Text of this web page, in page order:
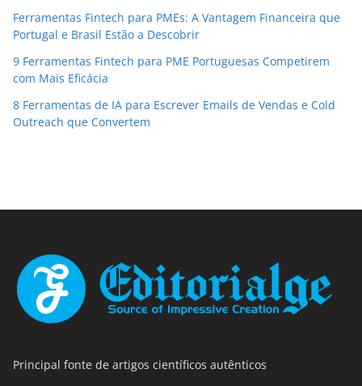
Ferramentas Fintech para PMEs: A Vantagem Financeira que
Portugal e Brasil Estão a Descobrir
9 Ferramentas Fintech para PME Portuguesas Competirem
com Mais Eficácia
8 Ferramentas de IA para Escrever Emails de Vendas e Cold
Outreach que Convertem
Principal fonte de artigos científicos autênticos